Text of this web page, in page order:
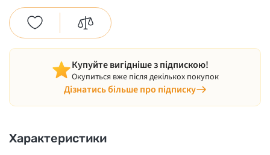
Купуйте вигідніше з підпискою!
Окупиться вже після декількох покупок
Дізнатись більше про підписку
Характеристики